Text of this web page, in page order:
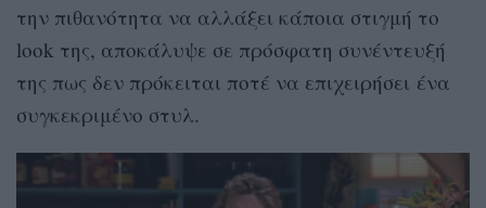
την πιθανότητα να αλλάξει κάποια στιγμή το
look της, αποκάλυψε σε πρόσφατη συνέντευξή
της πως δεν πρόκειται ποτέ να επιχειρήσει ένα
συγκεκριμένο στυλ.